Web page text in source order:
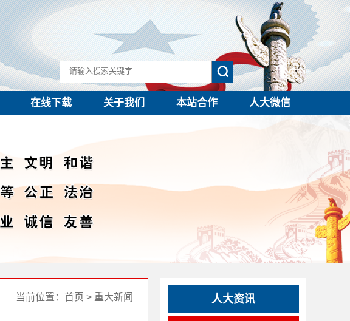
在线下载 关于我们 本站合作 人大微信
当前位置： 首页 > 重大新闻 人大资讯